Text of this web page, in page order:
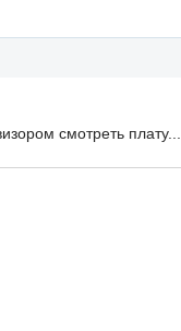
смотреть плату...